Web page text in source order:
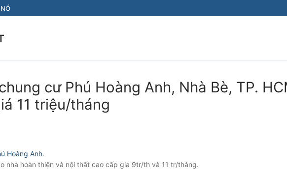
cư Phú Hoàng Anh, Nhà Bè, TP.
11 triệu/tháng
Hoàng Anh.
nhà hoàn thiện và nội thất cao cấp giá 9tr/th và 11 tr/tháng.